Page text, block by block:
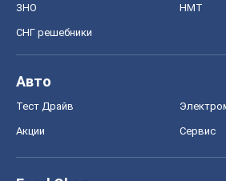
ЗНО НМТ
СНГ решебники
Авто
Тест Драйв
Акции Сервис